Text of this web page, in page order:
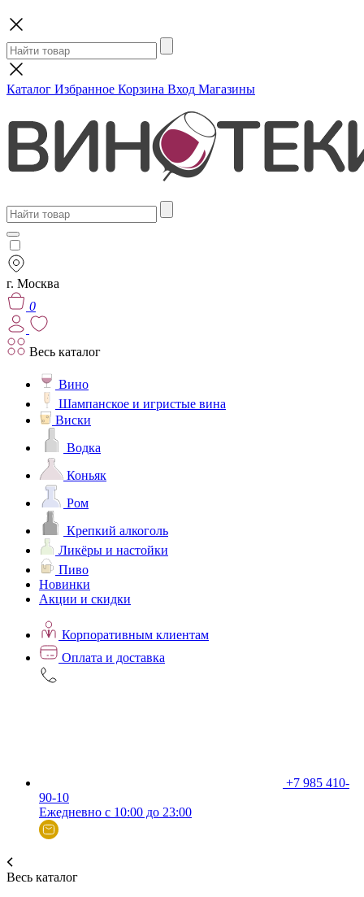
Каталог Избранное Корзина Вход Магазины
г. Москва
0
Весь каталог
Вино
Шампанское и игристые вина
Виски
Водка
Коньяк
Ром
Крепкий алкоголь
Ликёры и настойки
Пиво
Новинки
Акции и скидки
Корпоративным клиентам
Оплата и доставка
+7 985 410-
90-10
Ежедневно с 10:00 до 23:00
Весь каталог